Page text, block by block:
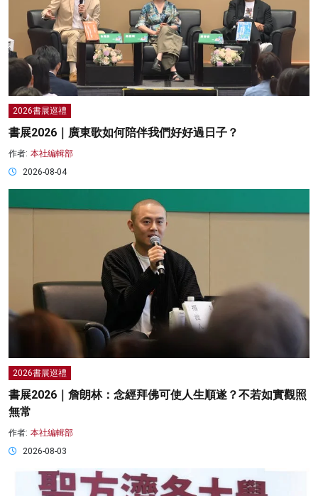
2026書展巡禮
書展2026｜廣東歌如何陪伴我們好好過日子？
作者: 本社編輯部
2026-08-04
2026書展巡禮
書展2026｜詹朗林：念經拜佛可使人生順遂？不若如實觀照
無常
作者: 本社編輯部
2026-08-03